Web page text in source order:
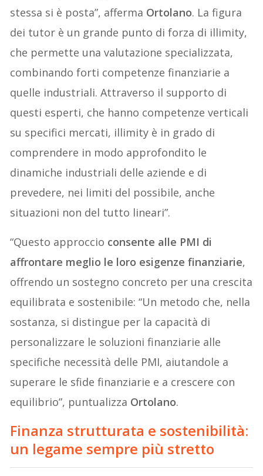
stessa si è posta”, afferma Ortolano. La figura
dei tutor è un grande punto di forza di illimity,
che permette una valutazione specializzata,
combinando forti competenze finanziarie a
quelle industriali. Attraverso il supporto di
questi esperti, che hanno competenze verticali
su specifici mercati, illimity è in grado di
comprendere in modo approfondito le
dinamiche industriali delle aziende e di
prevedere, nei limiti del possibile, anche
situazioni non del tutto lineari”.
“Questo approccio consente alle PMI di
affrontare meglio le loro esigenze finanziarie,
offrendo un sostegno concreto per una crescita
equilibrata e sostenibile: “Un metodo che, nella
sostanza, si distingue per la capacità di
personalizzare le soluzioni finanziarie alle
specifiche necessità delle PMI, aiutandole a
superare le sfide finanziarie e a crescere con
equilibrio”, puntualizza Ortolano.
Finanza strutturata e sostenibilità:
un legame sempre più stretto